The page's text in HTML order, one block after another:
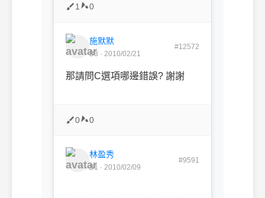
1 0
施默默
B3 · 2010/02/21
#12572
那請問C選項哪邊錯誤? 謝謝
0 0
林盈秀
B1 · 2010/02/09
#9591